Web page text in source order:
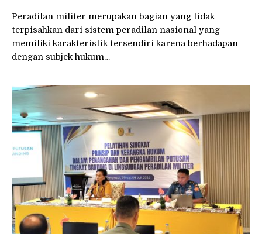
Peradilan militer merupakan bagian yang tidak
terpisahkan dari sistem peradilan nasional yang
memiliki karakteristik tersendiri karena berhadapan
dengan subjek hukum…